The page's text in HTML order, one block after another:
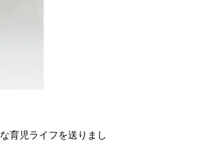
育児ライフを送りまし